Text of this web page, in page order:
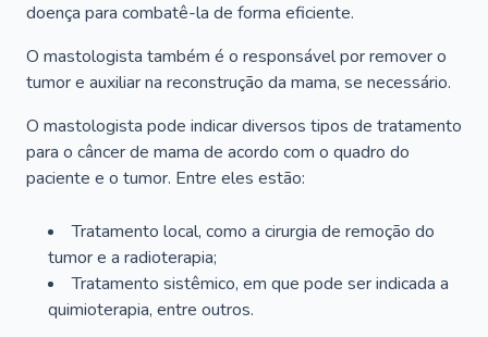
doença para combatê-la de forma eficiente.
O mastologista também é o responsável por remover o
tumor e auxiliar na reconstrução da mama, se necessário.
O mastologista pode indicar diversos tipos de tratamento
para o câncer de mama de acordo com o quadro do
paciente e o tumor. Entre eles estão:
Tratamento local, como a cirurgia de remoção do
tumor e a radioterapia;
Tratamento sistêmico, em que pode ser indicada a
quimioterapia, entre outros.